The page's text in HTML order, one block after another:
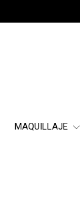
MAQUILLAJE